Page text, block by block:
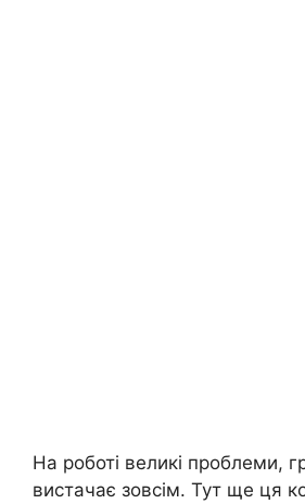
На роботі великі проблеми,
вистачає зовсім. Тут ще ця